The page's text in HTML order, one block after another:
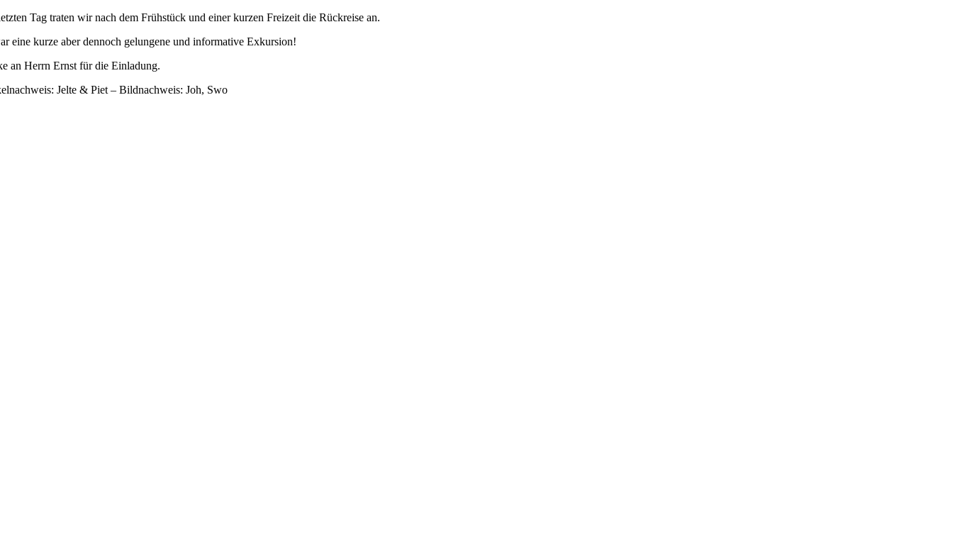
Tag traten wir nach dem Frühstück und einer kurzen Freizeit die Rückreise an.
eine kurze aber dennoch gelungene und informative Exkursion!
an Herrn Ernst für die Einladung.
Jelte & Piet – Bildnachweis: Joh, Swo